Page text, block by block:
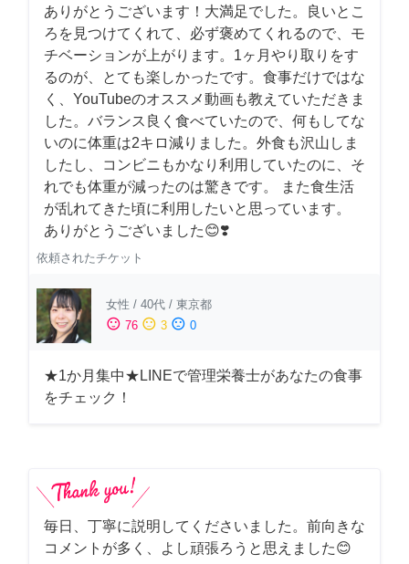
ありがとうございます！大満足でした。良いとこ
ろを見つけてくれて、必ず褒めてくれるので、モ
チベーションが上がります。1ヶ月やり取りをす
るのが、とても楽しかったです。食事だけではな
く、YouTubeのオススメ動画も教えていただきま
した。バランス良く食べていたので、何もしてな
いのに体重は2キロ減りました。外食も沢山しま
したし、コンビニもかなり利用していたのに、そ
れでも体重が減ったのは驚きです。 また食生活
が乱れてきた頃に利用したいと思っています。
ありがとうございました😊❣️
依頼されたチケット
女性 / 40代 / 東京都
sentiment_satisfied 76 sentiment_neutral 3 sentiment_dissatisfied 0
★1か月集中★LINEで管理栄養士があなたの食事
をチェック！
毎日、丁寧に説明してくださいました。前向きな
コメントが多く、よし頑張ろうと思えました😊